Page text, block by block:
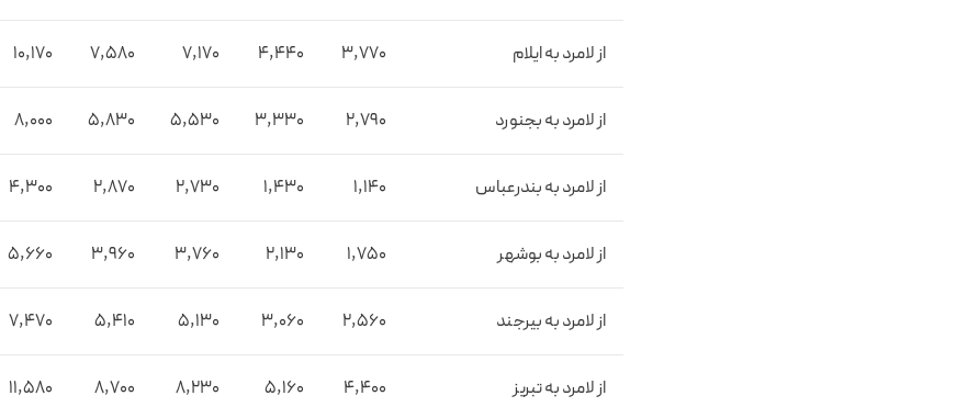
از لامرد به ایلام 3,770
4,440
7,170
7,580
10,170
از لامرد به بجنورد 2,790
3,330
5,530
5,830
8,000
از لامرد به بندرعباس 1,140
1,430
2,730
2,870
4,300
از لامرد به بوشهر 1,750
2,130
3,760
3,960
5,660
از لامرد به بیرجند 2,560
3,060
5,130
5,410
7,470
از لامرد به تبریز 4,400
5,160
8,230
8,700
11,580